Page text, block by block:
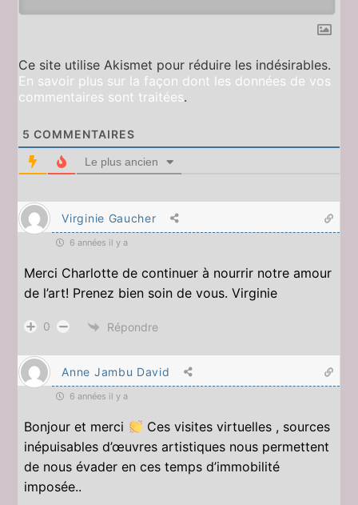
Ce site utilise Akismet pour réduire les indésirables.
En savoir plus sur la façon dont les données de vos
commentaires sont traitées.
5 COMMENTAIRES
Le plus ancien
Virginie Gaucher
6 années il y a
Merci Charlotte de continuer à nourrir notre amour
de l’art! Prenez bien soin de vous. Virginie
0 Répondre
Anne Jambu David
6 années il y a
Bonjour et merci
Ces visites virtuelles , sources
inépuisables d’œuvres artistiques nous permettent
de nous évader en ces temps d’immobilité
imposée..